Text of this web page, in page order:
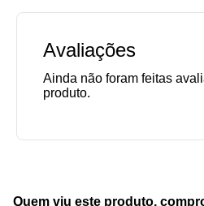
Avaliações
Quem viu este produto,